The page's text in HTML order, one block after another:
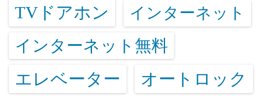
TVドアホン インターネット
インターネット無料
エレベーター オートロック